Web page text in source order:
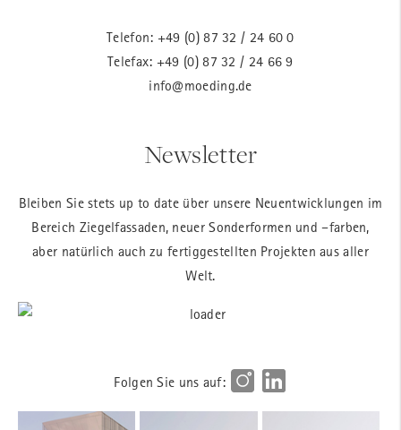
Telefon: +49 (0) 87 32 / 24 60 0
Telefax: +49 (0) 87 32 / 24 66 9
info@moeding.de
Newsletter
Bleiben Sie stets up to date über unsere Neuentwicklungen im
Bereich Ziegelfassaden, neuer Sonderformen und –farben,
aber natürlich auch zu fertiggestellten Projekten aus aller
Welt.
Folgen Sie uns auf: